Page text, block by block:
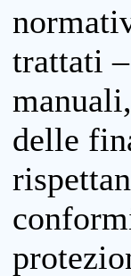
trattati
delle